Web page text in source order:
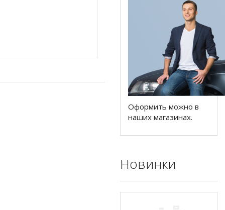
Оформить можно в
наших магазинах.
Новинки